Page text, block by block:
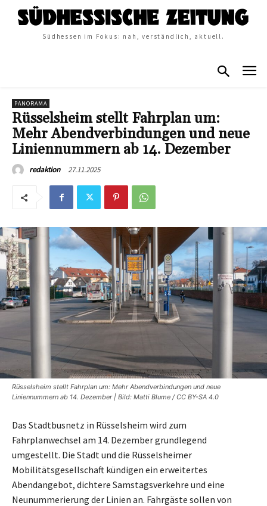
Südhessen im Fokus: nah, verständlich, aktuell.
PANORAMA
Rüsselsheim stellt Fahrplan um:
Mehr Abendverbindungen und neue
Liniennummern ab 14. Dezember
redaktion 27.11.2025
Rüsselsheim stellt Fahrplan um: Mehr Abendverbindungen und neue
Liniennummern ab 14. Dezember | Bild: Matti Blume / CC BY-SA 4.0
Das Stadtbusnetz in Rüsselsheim wird zum
Fahrplanwechsel am 14. Dezember grundlegend
umgestellt. Die Stadt und die Rüsselsheimer
Mobilitätsgesellschaft kündigen ein erweitertes
Abendangebot, dichtere Samstagsverkehre und eine
Neunummerierung der Linien an. Fahrgäste sollen von